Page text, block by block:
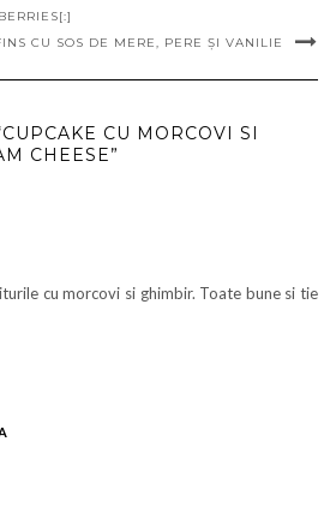
CU SOS DE MERE, PERE ȘI VANILIE
CU MORCOVI SI
CHEESE”
cu morcovi si ghimbir. Toate bune si tie